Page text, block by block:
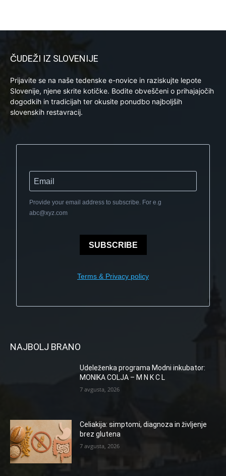
ČUDEŽI IZ SLOVENIJE
Prijavite se na naše tedenske e-novice in raziskujte lepote
Slovenije, njene skrite kotičke. Bodite obveščeni o prihajajočih
dogodkih in tradicijah ter okusite ponudbo najboljših
slovenskih restavracij.
Provide your email address to subscribe. For e.g
abc@xyz.com
SUBSCRIBE
Terms & Privacy policy
NAJBOLJ BRANO
Udeleženka programa Modni inkubator:
MONIKA COLJA – M N K C L
7 avgusta, 2026
Celiakija: simptomi, diagnoza in življenje
brez glutena
7 avgusta, 2026